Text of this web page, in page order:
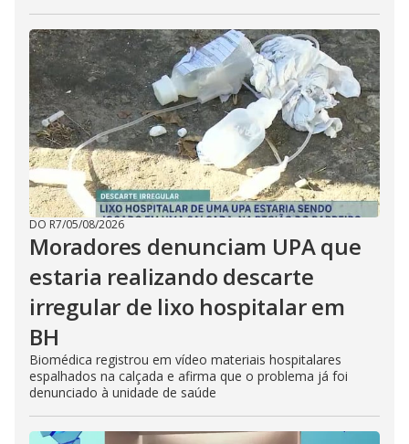
DO R7/05/08/2026
Moradores denunciam UPA que
estaria realizando descarte
irregular de lixo hospitalar em
BH
Biomédica registrou em vídeo materiais hospitalares
espalhados na calçada e afirma que o problema já foi
denunciado à unidade de saúde